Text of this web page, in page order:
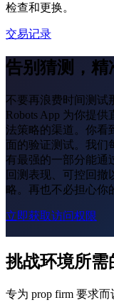
检查和更换。
交易记录
告别猜测，精
不要再浪费时间测试
Robots App 为你提
法策略的渠道。你看
面的验证测试。我们
有最强的一部分能通
回测表现、可控回撤
略。再也不必担心你
立即获取访问权限
挑战环境所需
专为 prop firm 要求而